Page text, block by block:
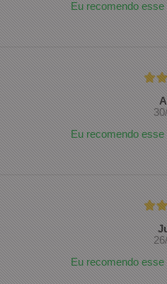
Eu recomendo esse
Eu recomendo esse
Eu recomendo esse